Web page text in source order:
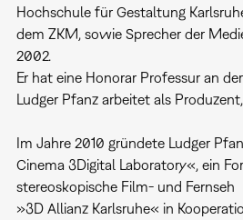
Hochschule für Gestaltung
dem ZKM, sowie Sprecher der
2002.
Er hat eine Honorar Professur an
Ludger Pfanz arbeitet als
Im Jahre 2010 gründete Ludger
Cinema 3Digital Laboratory«, ein
stereoskopische Film- und
»3D Allianz Karlsruhe« in